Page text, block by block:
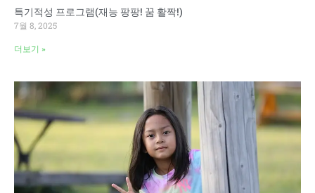
특기적성 프로그램(재능 팡팡! 꿈 활짝!)
7월 8, 2025
더보기 »